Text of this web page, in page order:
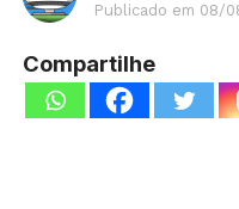
Publicado em 08/
Compartilhe